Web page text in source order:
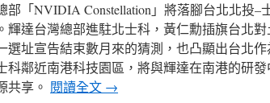
部「NVIDIA Constellation」將落腳台北北投
輝達台灣總部進駐北士科，黃仁勳插旗台北
選址宣告結束數月來的猜測，也凸顯出台北
科鄰近南港科技園區，將與輝達在南港的研
共享。 閱讀全文 →